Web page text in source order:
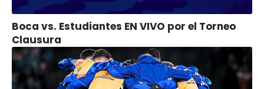
Boca vs. Estudiantes EN VIVO por el Torneo
Clausura